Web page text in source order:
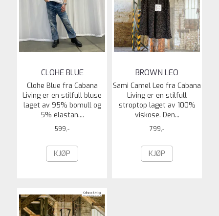
CLOHE BLUE
Clohe Blue fra Cabana
Living er en stilfull bluse
laget av 95% bomull og
5% elastan....
599,-
KJØP
BROWN LEO
Sami Camel Leo fra Cabana
Living er en stilfull
stroptop laget av 100%
viskose. Den...
799,-
KJØP